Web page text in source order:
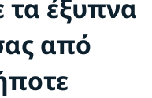
τα έξυπνα
από